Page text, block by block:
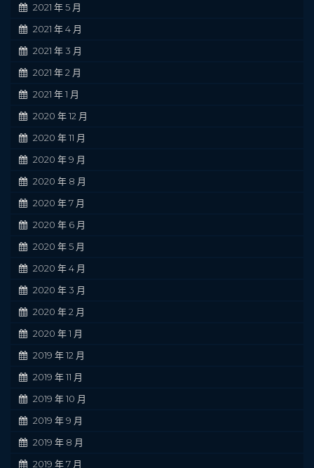
2021 年 5 月
2021 年 4 月
2021 年 3 月
2021 年 2 月
2021 年 1 月
2020 年 12 月
2020 年 11 月
2020 年 9 月
2020 年 8 月
2020 年 7 月
2020 年 6 月
2020 年 5 月
2020 年 4 月
2020 年 3 月
2020 年 2 月
2020 年 1 月
2019 年 12 月
2019 年 11 月
2019 年 10 月
2019 年 9 月
2019 年 8 月
2019 年 7 月